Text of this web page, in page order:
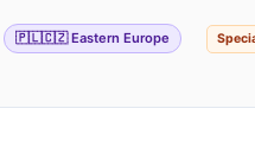
🇵🇱🇨🇿 Eastern Europe